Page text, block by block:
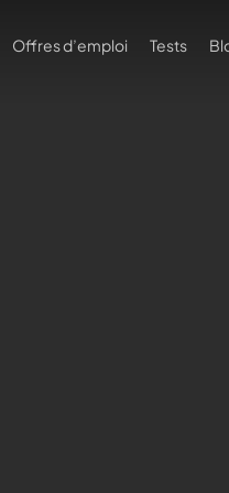
Offres d’emploi Tests